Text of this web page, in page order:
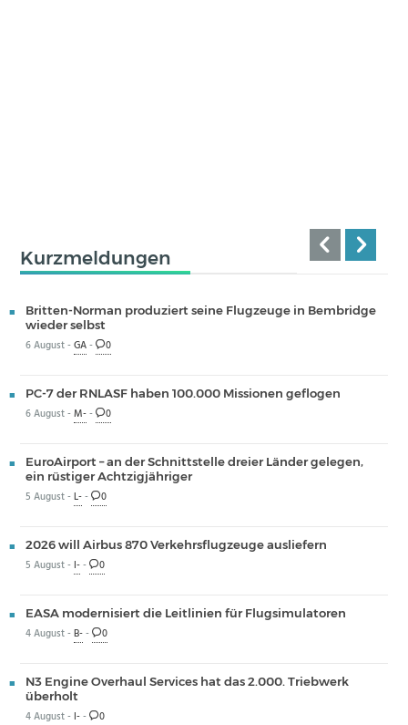
Kurzmeldungen
Britten-Norman produziert seine Flugzeuge in Bembridge
wieder selbst
6 August -GA- 0
PC-7 der RNLASF haben 100.000 Missionen geflogen
6 August -M-- 0
EuroAirport – an der Schnittstelle dreier Länder gelegen,
ein rüstiger Achtzigjähriger
5 August -L-- 0
2026 will Airbus 870 Verkehrsflugzeuge ausliefern
5 August - I-- 0
EASA modernisiert die Leitlinien für Flugsimulatoren
4 August -B-- 0
N3 Engine Overhaul Services hat das 2.000. Triebwerk
überholt
4 August - I-- 0